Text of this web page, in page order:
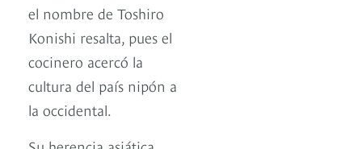
el nombre de Toshiro
Konishi resalta, pues el
cocinero acercó la
cultura del país nipón a
la occidental.